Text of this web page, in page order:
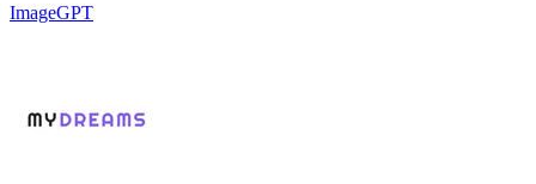
ImageGPT